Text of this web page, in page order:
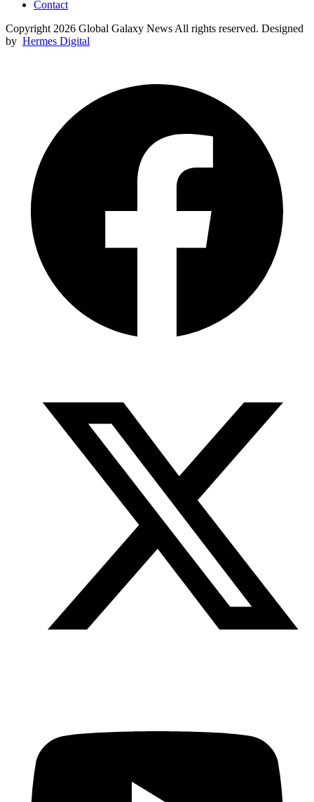
Contact
Copyright 2026 Global Galaxy News All rights reserved. Designed
by Hermes Digital